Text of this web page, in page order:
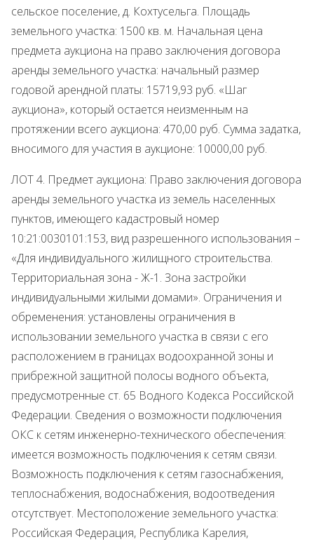
сельское поселение, д. Кохтусельга. Площадь
земельного участка: 1500 кв. м. Начальная цена
предмета аукциона на право заключения договора
аренды земельного участка: начальный размер
годовой арендной платы: 15719,93 руб. «Шаг
аукциона», который остается неизменным на
протяжении всего аукциона: 470,00 руб. Сумма задатка,
вносимого для участия в аукционе: 10000,00 руб.
ЛОТ 4. Предмет аукциона: Право заключения договора
аренды земельного участка из земель населенных
пунктов, имеющего кадастровый номер
10:21:0030101:153, вид разрешенного использования –
«Для индивидуального жилищного строительства.
Территориальная зона - Ж-1. Зона застройки
индивидуальными жилыми домами». Ограничения и
обременения: установлены ограничения в
использовании земельного участка в связи с его
расположением в границах водоохранной зоны и
прибрежной защитной полосы водного объекта,
предусмотренные ст. 65 Водного Кодекса Российской
Федерации. Сведения о возможности подключения
ОКС к сетям инженерно-технического обеспечения:
имеется возможность подключения к сетям связи.
Возможность подключения к сетям газоснабжения,
теплоснабжения, водоснабжения, водоотведения
отсутствует. Местоположение земельного участка:
Российская Федерация, Республика Карелия,